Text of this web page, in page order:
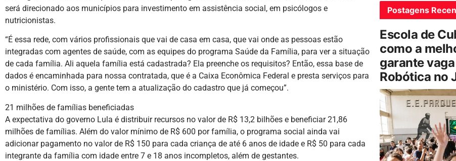
será direcionado aos municípios para investimento em assistência social, em psicólogos e
nutricionistas.
“É essa rede, com vários profissionais que vai de casa em casa, que vai onde as pessoas estão
integradas com agentes de saúde, com as equipes do programa Saúde da Família, para ver a situação
de cada família. Ali aquela família está cadastrada? Ela preenche os requisitos? Então, essa base de
dados é encaminhada para nossa contratada, que é a Caixa Econômica Federal e presta serviços para
o ministério. Com isso, a gente tem a atualização do cadastro que já começou”.
21 milhões de famílias beneficiadas
A expectativa do governo Lula é distribuir recursos no valor de R$ 13,2 bilhões e beneficiar 21,86
milhões de famílias. Além do valor mínimo de R$ 600 por família, o programa social ainda vai
adicionar pagamento no valor de R$ 150 para cada criança de até 6 anos de idade e R$ 50 para cada
integrante da família com idade entre 7 e 18 anos incompletos, além de gestantes.
Postagens
Escola de
como a
garante
Robótica no